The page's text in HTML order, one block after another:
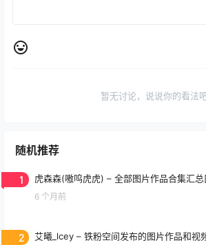
暂无讨论，说说你的看法
随机推荐
1 虎森森(嗷呜虎虎) – 全部图片作品合集汇
6 个月前
2 艾曦_lcey – 铁粉空间发布的图片作品和视